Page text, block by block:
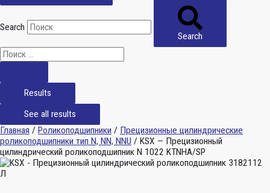
Search
Search
Results
See all results
Главная / Роликоподшипники / Прецизионные цилиндрические
роликоподшипники тип N, NN, NNU / KSX — Прецизионный
цилиндрический роликоподшипник N 1022 KTNHA/SP